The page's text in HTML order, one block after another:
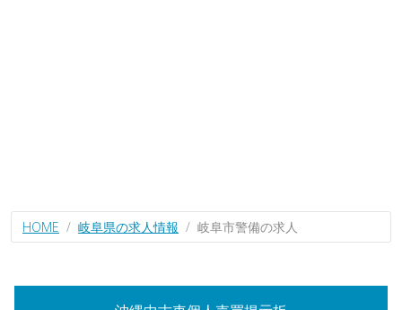
HOME 岐阜県の求人情報 岐阜市警備の求人